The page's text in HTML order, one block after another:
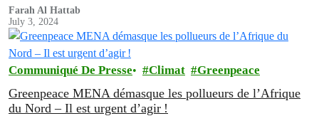
Liban du Sud ait pris fin le 25 mai 2000, soit deux ans après ma
naissance, celle de la Cisjordanie, de la bande de Gaza...
Farah Al Hattab
July 3, 2024
Communiqué De Presse Climat Greenpeace
Greenpeace MENA démasque les pollueurs de l’Afrique
du Nord – Il est urgent d’agir !